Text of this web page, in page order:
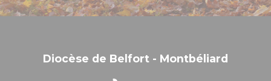
Diocèse de Belfort - Montbéliard